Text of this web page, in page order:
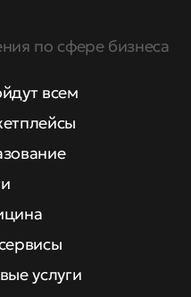
по сфере бизнеса
всем
услуги